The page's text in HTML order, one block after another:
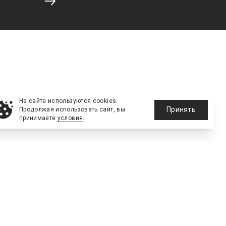
На сайте используются cookies.
Продолжая использовать сайт, вы
принимаете условия.
Принять